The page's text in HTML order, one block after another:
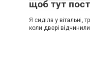
щоб тут
Я сиділа у вітальні,
коли двері